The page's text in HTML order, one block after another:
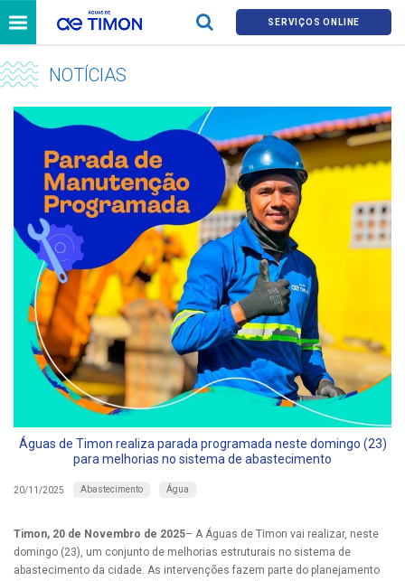
SERVIÇOS ONLINE
NOTÍCIAS
Águas de Timon realiza parada programada neste domingo (23)
para melhorias no sistema de abastecimento
20/11/2025 Abastecimento Água
Timon, 20 de Novembro de 2025– A Águas de Timon vai realizar, neste
domingo (23), um conjunto de melhorias estruturais no sistema de
abastecimento da cidade. As intervenções fazem parte do planejamento